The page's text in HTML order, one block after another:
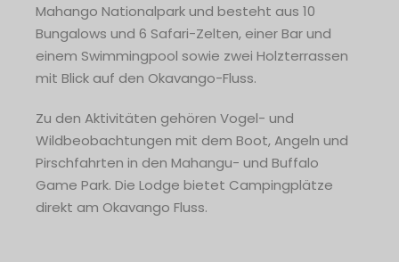
Mahango Nationalpark und besteht aus 10
Bungalows und 6 Safari-Zelten, einer Bar und
einem Swimmingpool sowie zwei Holzterrassen
mit Blick auf den Okavango-Fluss.
Zu den Aktivitäten gehören Vogel- und
Wildbeobachtungen mit dem Boot, Angeln und
Pirschfahrten in den Mahangu- und Buffalo
Game Park. Die Lodge bietet Campingplätze
direkt am Okavango Fluss.